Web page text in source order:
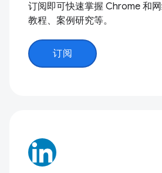
订阅即可快速掌握 Chrome 和网
教程、案例研究等。
订阅